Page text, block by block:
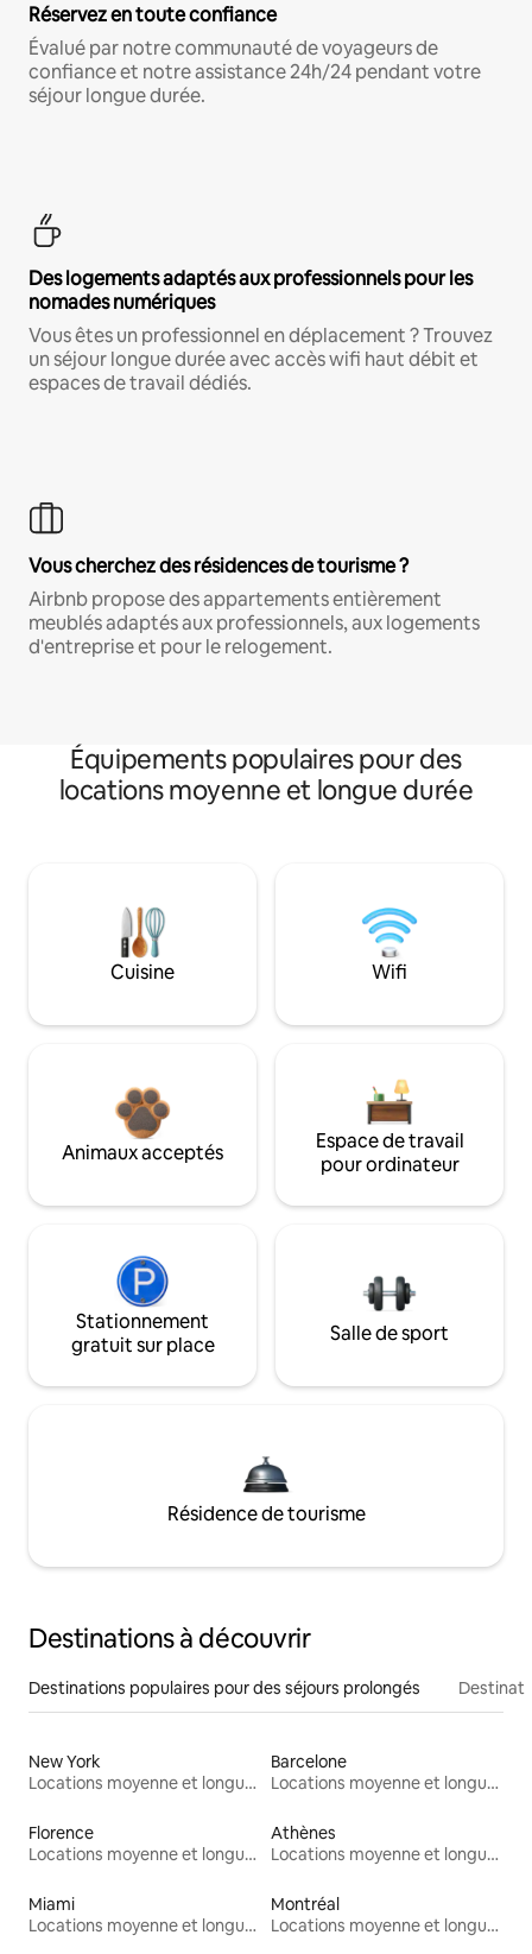
Réservez en toute confiance
Évalué par notre communauté de voyageurs de
confiance et notre assistance 24h/24 pendant votre
séjour longue durée.
Des logements adaptés aux professionnels pour les
nomades numériques
Vous êtes un professionnel en déplacement ? Trouvez
un séjour longue durée avec accès wifi haut débit et
espaces de travail dédiés.
Vous cherchez des résidences de tourisme ?
Airbnb propose des appartements entièrement
meublés adaptés aux professionnels, aux logements
d'entreprise et pour le relogement.
Équipements populaires pour des
locations moyenne et longue durée
Cuisine Wifi
Animaux acceptés
Espace de travail
pour ordinateur
Stationnement
gratuit sur place
Salle de sport
Résidence de tourisme
Destinations à découvrir
Destinations populaires pour des séjours prolongés
New York
Locations moyenne et longue durée
Barcelone
Locations moyenne et longue durée
Florence
Locations moyenne et longue durée
Athènes
Locations moyenne et longue durée
Miami
Locations moyenne et longue durée
Montréal
Locations moyenne et longue durée